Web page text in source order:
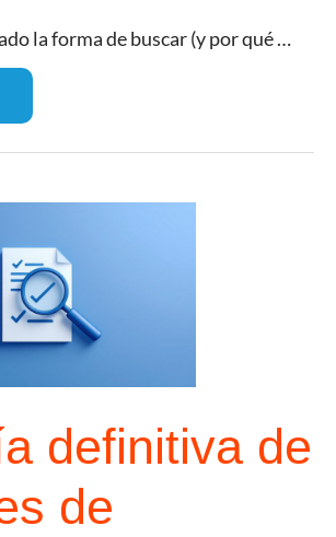
la forma de buscar (y por qué …
definitiva de
de